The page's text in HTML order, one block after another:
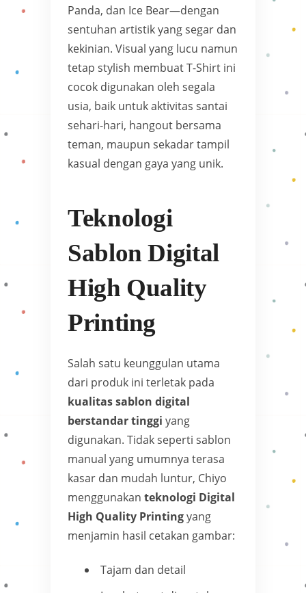
Panda, dan Ice Bear—dengan
sentuhan artistik yang segar dan
kekinian. Visual yang lucu namun
tetap stylish membuat T-Shirt ini
cocok digunakan oleh segala
usia, baik untuk aktivitas santai
sehari-hari, hangout bersama
teman, maupun sekadar tampil
kasual dengan gaya yang unik.
Teknologi
Sablon Digital
High Quality
Printing
Salah satu keunggulan utama
dari produk ini terletak pada
kualitas sablon digital
berstandar tinggi yang
digunakan. Tidak seperti sablon
manual yang umumnya terasa
kasar dan mudah luntur, Chiyo
menggunakan teknologi Digital
High Quality Printingyang
menjamin hasil cetakan gambar:
Tajam dan detail